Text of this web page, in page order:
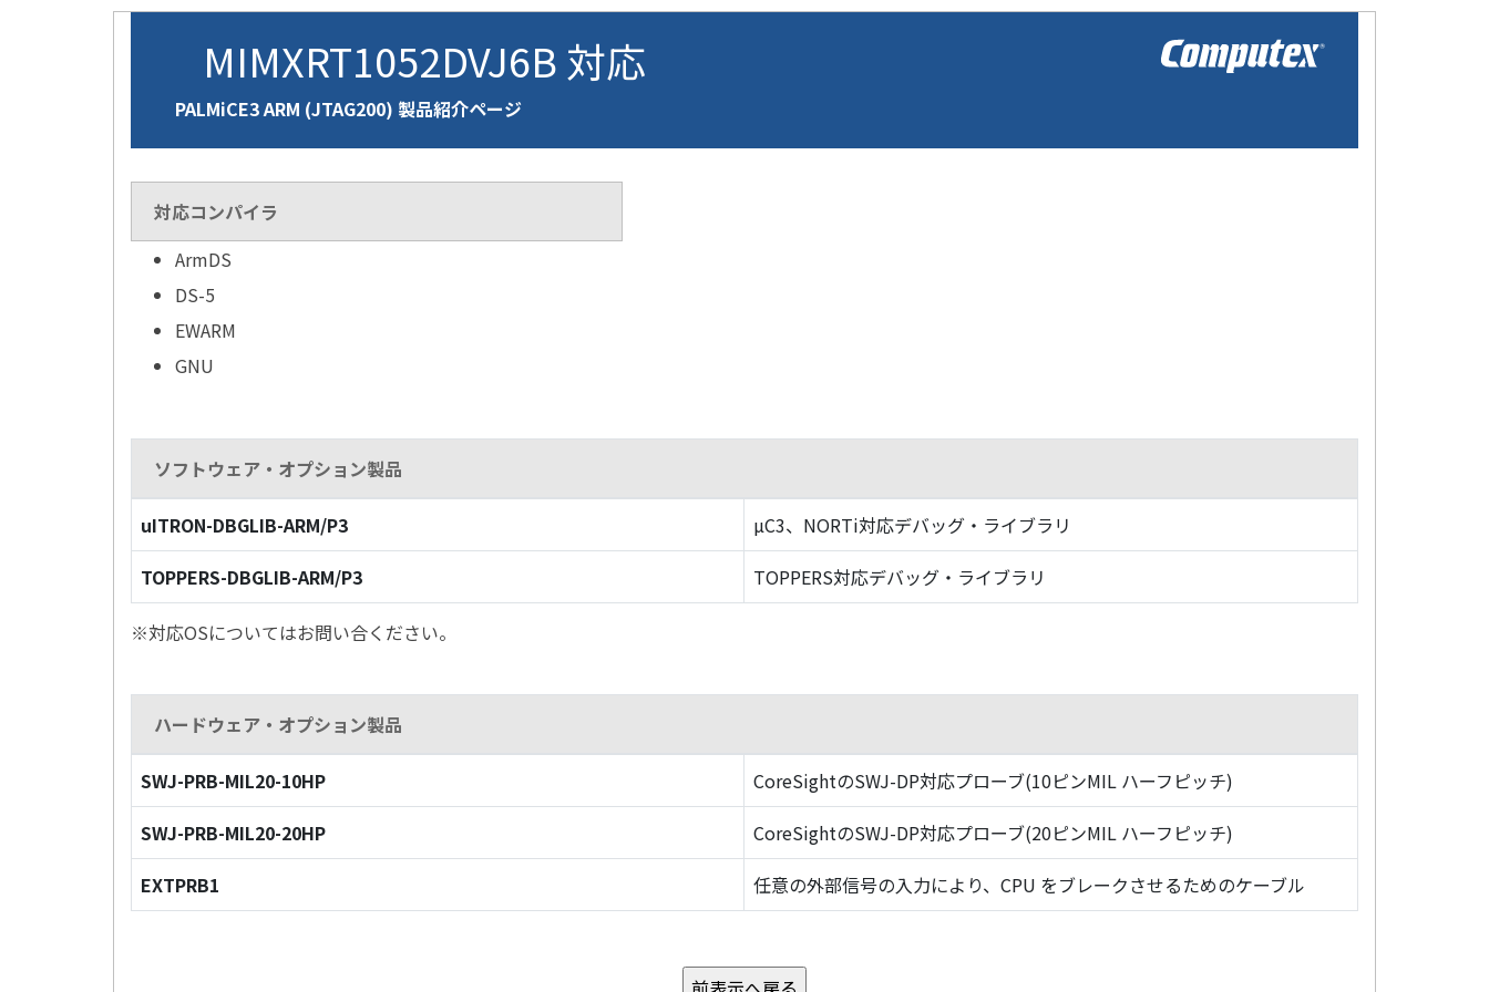
MIMXRT1052DVJ6B 対応
PALMiCE3 ARM (JTAG200) 製品紹介ページ
対応コンパイラ
ArmDS
DS-5
EWARM
GNU
ソフトウェア・オプション製品
uITRON-DBGLIB-ARM/P3
µC3、NORTi対応デバッグ・ライブラリ
TOPPERS-DBGLIB-ARM/P3
TOPPERS対応デバッグ・ライブラリ
※対応OSについてはお問い合ください。
ハードウェア・オプション製品
SWJ-PRB-MIL20-10HP
CoreSightのSWJ-DP対応プローブ(10ピンMIL ハーフピッチ)
SWJ-PRB-MIL20-20HP
CoreSightのSWJ-DP対応プローブ(20ピンMIL ハーフピッチ)
EXTPRB1
任意の外部信号の入力により、CPU をブレークさせるためのケーブル